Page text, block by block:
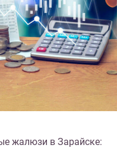
жалюзи в Зарайске: